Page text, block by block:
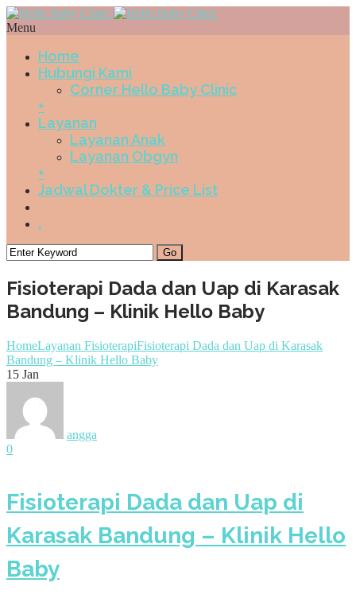
Menu
Home
Hubungi Kami
Corner Hello Baby Clinic
+
Layanan
Layanan Anak
Layanan Obgyn
+
Jadwal Dokter & Price List
.
Fisioterapi Dada dan Uap di Karasak
Bandung – Klinik Hello Baby
HomeLayanan FisioterapiFisioterapi Dada dan Uap di Karasak
Bandung – Klinik Hello Baby
15 Jan
angga
0
Fisioterapi Dada dan Uap di
Karasak Bandung – Klinik Hello
Baby